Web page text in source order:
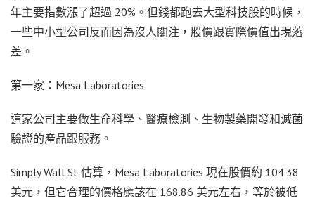
年主要指數漲了超過 20%。但錢都跑去大型科技股的時候，
一些中小型公司反而因為沒人關注，股價跟實際價值出現落
差。
第一家：Mesa Laboratories
這家公司主要做生命科學、醫療檢測、生物製藥開發和滅菌
驗證的產品跟服務。
Simply Wall St 估算，Mesa Laboratories 現在股價約 104.38
美元，但它合理的價格應該在 168.86 美元左右，等於被低